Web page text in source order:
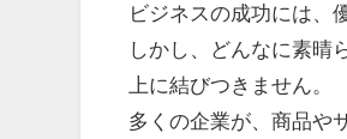
ビジネスの成功には、
しかし、どんなに素晴
上に結びつきません。
多くの企業が、商品や